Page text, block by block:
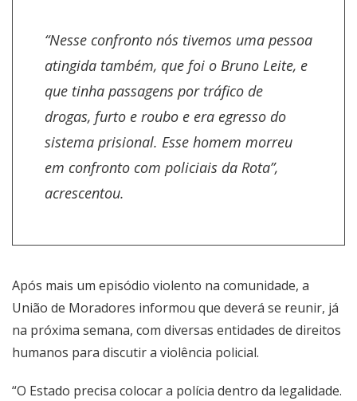
“Nesse confronto nós tivemos uma pessoa
atingida também, que foi o Bruno Leite, e
que tinha passagens por tráfico de
drogas, furto e roubo e era egresso do
sistema prisional. Esse homem morreu
em confronto com policiais da Rota”,
acrescentou.
Após mais um episódio violento na comunidade, a
União de Moradores informou que deverá se reunir, já
na próxima semana, com diversas entidades de direitos
humanos para discutir a violência policial.
“O Estado precisa colocar a polícia dentro da legalidade.